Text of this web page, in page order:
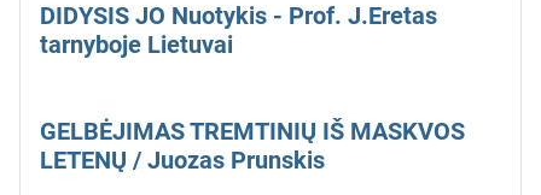
DIDYSIS JO Nuotykis - Prof. J.Eretas
tarnyboje Lietuvai
GELBĖJIMAS TREMTINIŲ IŠ MASKVOS
LETENŲ / Juozas Prunskis